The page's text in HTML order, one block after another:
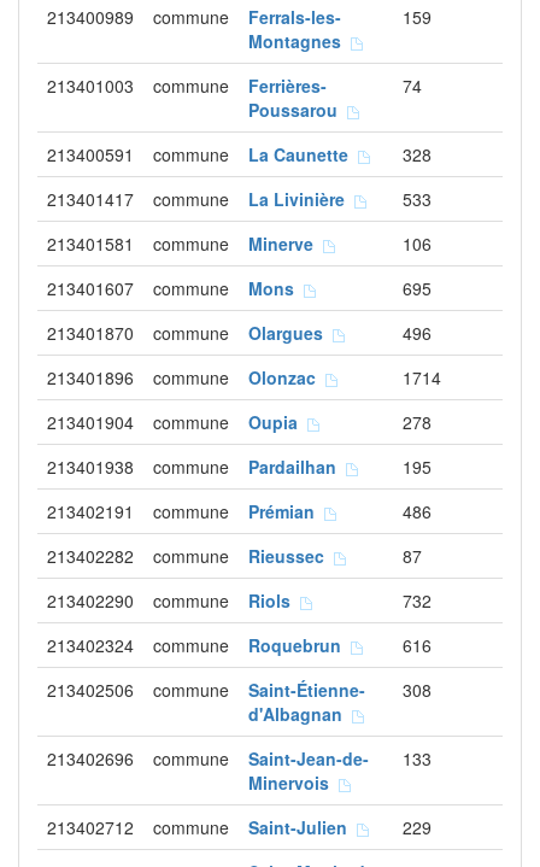
213400989 commune
Ferrals-les-
Montagnes
159
213401003 commune
Ferrières-
Poussarou
74
213400591 commune La Caunette
328
213401417
commune La Livinière
533
213401581
commune Minerve
106
213401607
commune Mons
695
213401870
commune Olargues
496
213401896
commune Olonzac
1714
213401904
commune Oupia
278
213401938
commune Pardailhan
195
213402191
commune Prémian
486
213402282
commune Rieussec
87
213402290
commune Riols
732
213402324
commune Roquebrun
616
213402506
commune
Saint-Étienne-
d'Albagnan
308
213402696 commune
Saint-Jean-de-
Minervois
133
213402712 commune Saint-Julien
229